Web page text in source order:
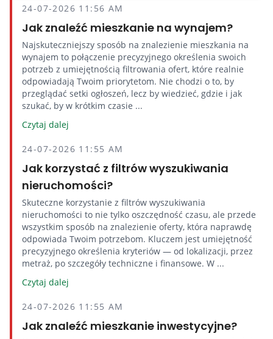
24-07-2026 11:56 AM
Jak znaleźć mieszkanie na wynajem?
Najskuteczniejszy sposób na znalezienie mieszkania na
wynajem to połączenie precyzyjnego określenia swoich
potrzeb z umiejętnością filtrowania ofert, które realnie
odpowiadają Twoim priorytetom. Nie chodzi o to, by
przeglądać setki ogłoszeń, lecz by wiedzieć, gdzie i jak
szukać, by w krótkim czasie ...
Czytaj dalej
24-07-2026 11:55 AM
Jak korzystać z filtrów wyszukiwania
nieruchomości?
Skuteczne korzystanie z filtrów wyszukiwania
nieruchomości to nie tylko oszczędność czasu, ale przede
wszystkim sposób na znalezienie oferty, która naprawdę
odpowiada Twoim potrzebom. Kluczem jest umiejętność
precyzyjnego określenia kryteriów — od lokalizacji, przez
metraż, po szczegóły techniczne i finansowe. W ...
Czytaj dalej
24-07-2026 11:55 AM
Jak znaleźć mieszkanie inwestycyjne?